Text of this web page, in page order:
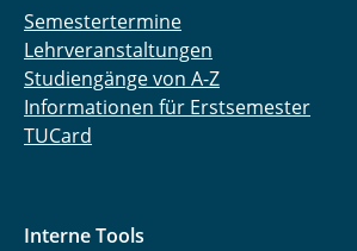
Semestertermine
Lehrveranstaltungen
Studiengänge von A-Z
Informationen für Erstsemester
TUCard
Interne Tools